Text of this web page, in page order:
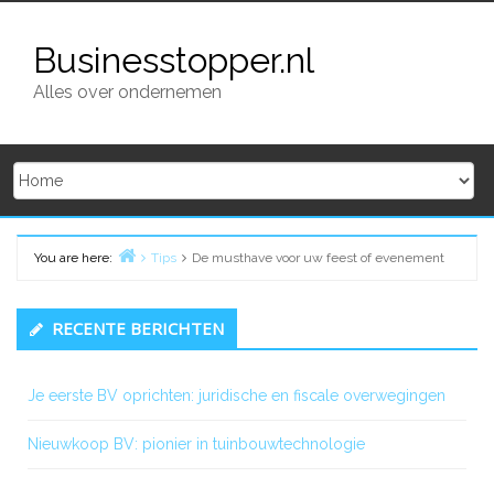
contentBusinesstopper.nl
Alles over ondernemen
You are here:
Tips De musthave voor uw feest of evenement
Primary
Sidebar
RECENTE BERICHTEN
Je eerste BV oprichten: juridische en fiscale overwegingen
Nieuwkoop BV: pionier in tuinbouwtechnologie